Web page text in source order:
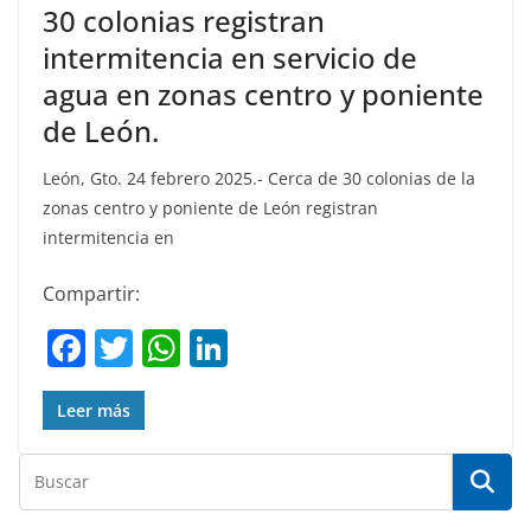
30 colonias registran
intermitencia en servicio de
agua en zonas centro y poniente
de León.
León, Gto. 24 febrero 2025.- Cerca de 30 colonias de la
zonas centro y poniente de León registran
intermitencia en
Compartir:
F
a
c
e
b
T
w
itt
er
W
s
A
e
dI
Leer más